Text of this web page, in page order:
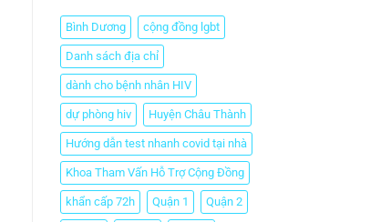
Bình Dương cộng đồng lgbt
Danh sách địa chỉ
dành cho bệnh nhân HIV
dự phòng hiv Huyện Châu Thành
Hướng dẫn test nhanh covid tại nhà
Khoa Tham Vấn Hỗ Trợ Cộng Đồng
khẩn cấp 72h Quận 1 Quận 2